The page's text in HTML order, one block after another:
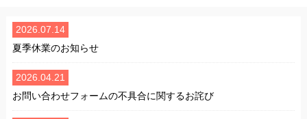
2026.07.14
夏季休業のお知らせ
2026.04.21
お問い合わせフォームの不具合に関するお詫び